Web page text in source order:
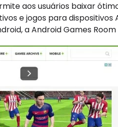
aos usuários baixar
e jogos para dispositivos
a Android Games Room